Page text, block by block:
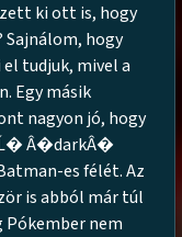
ki ott is, hogy
hogy
tudjuk, mivel a
Egy másik
nagyon jó, hogy
Ĺ� Â�darkÂ�
es félét. Az
is abból már túl
Pókember nem